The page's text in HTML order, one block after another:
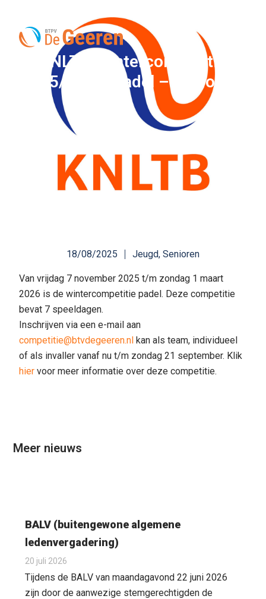
KNLTB Wintercompetitie
2025/2026 (padel – senioren)
18/08/2025 Jeugd, Senioren
Van vrijdag 7 november 2025 t/m zondag 1 maart
2026 is de wintercompetitie padel. Deze competitie
bevat 7 speeldagen.
Inschrijven via een e-mail aan
competitie@btvdegeeren.nl kan als team, individueel
of als invaller vanaf nu t/m zondag 21 september. Klik
hier voor meer informatie over deze competitie.
Meer nieuws
BALV (buitengewone algemene
ledenvergadering)
20 juli 2026
Tijdens de BALV van maandagavond 22 juni 2026
zijn door de aanwezige stemgerechtigden de